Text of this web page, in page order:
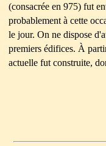
(consacrée en 975) fut
probablement à cette
le jour. On ne dispose
premiers édifices. À
actuelle fut construite,